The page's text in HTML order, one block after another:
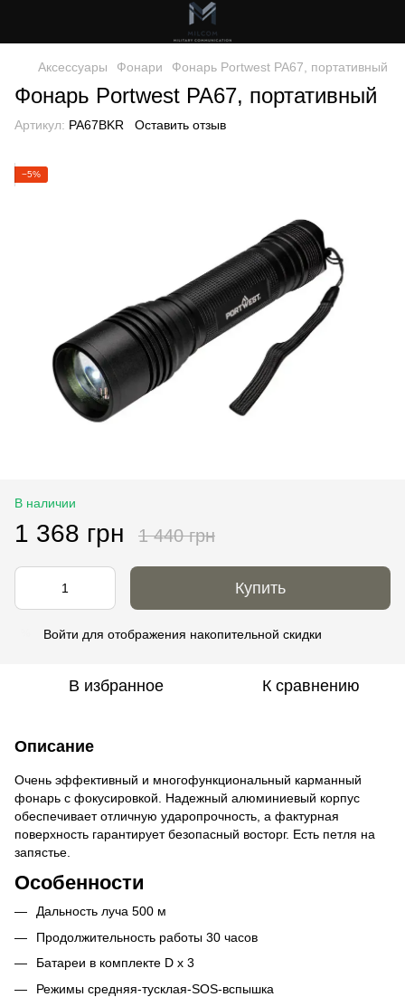
Аксессуары Фонари Фонарь Portwest PA67, портативный
Фонарь Portwest PA67, портативный
Артикул: PA67BKR Оставить отзыв
−5%
В наличии
1 368 грн 1 440 грн
Купить
Войти для отображения накопительной скидки
В избранное К сравнению
Описание
Очень эффективный и многофункциональный карманный
фонарь с фокусировкой. Надежный алюминиевый корпус
обеспечивает отличную ударопрочность, а фактурная
поверхность гарантирует безопасный восторг. Есть петля на
запястье.
Особенности
Дальность луча 500 м
Продолжительность работы 30 часов
Батареи в комплекте D x 3
Режимы средняя-тусклая-SOS-вспышка